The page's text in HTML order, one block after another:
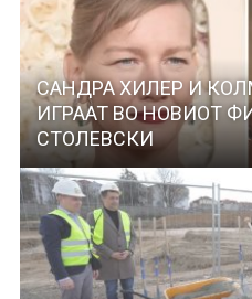
САНДРА ХИЛЕР И
ИГРААТ ВО НОВИОТ
СТОЛЕВСКИ